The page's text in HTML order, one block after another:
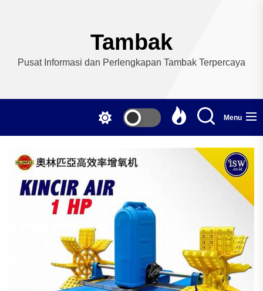
Tambak
Pusat Informasi dan Perlengkapan Tambak Terpercaya
Menu